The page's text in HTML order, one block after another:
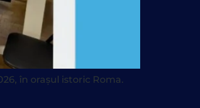
în orașul istoric Roma.